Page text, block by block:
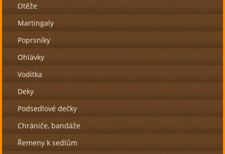
Otěže
Martingaly
Poprsníky
Ohlávky
Vodítka
Deky
Podsedlové dečky
Chrániče, bandáže
Řemeny k sedlům